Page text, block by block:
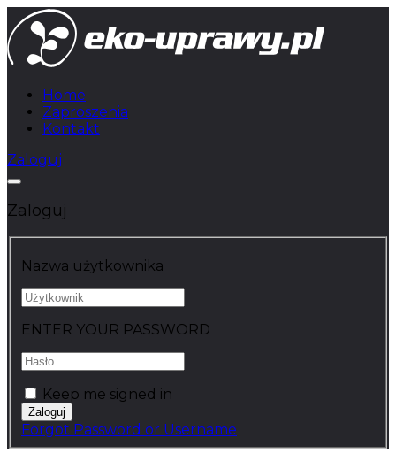
Home
Zaproszenia
Kontakt
Zaloguj
Zaloguj
Nazwa użytkownika
ENTER YOUR PASSWORD
Keep me signed in
Forgot Password or Username